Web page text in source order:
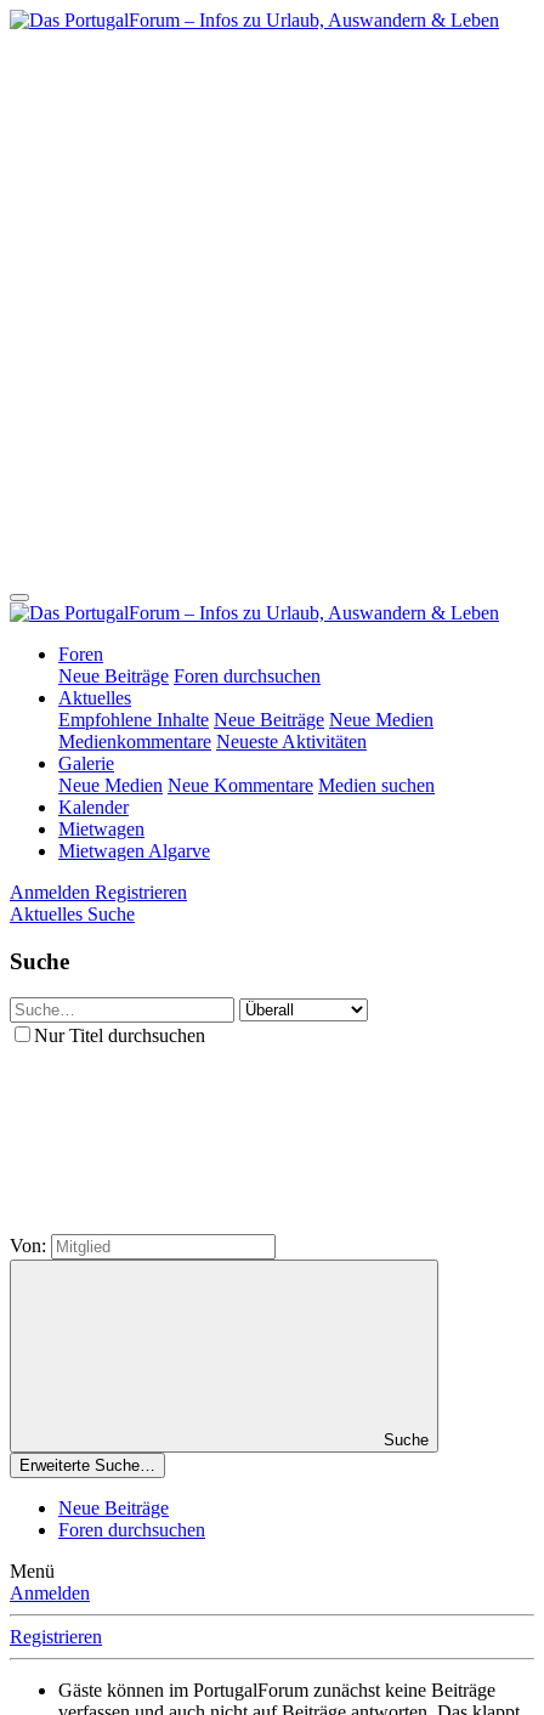
Foren
Neue Beiträge Foren durchsuchen
Aktuelles
Empfohlene Inhalte Neue Beiträge Neue Medien
Medienkommentare Neueste Aktivitäten
Galerie
Neue Medien Neue Kommentare Medien suchen
Kalender
Mietwagen
Mietwagen Algarve
Anmelden Registrieren
Aktuelles Suche
Suche
Nur Titel durchsuchen
Von:
Suche
Erweiterte Suche…
Neue Beiträge
Foren durchsuchen
Menü
Anmelden
Registrieren
Gäste können im PortugalForum zunächst keine Beiträge